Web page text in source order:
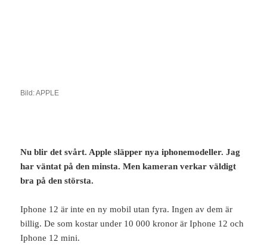
Bild: APPLE
Nu blir det svårt. Apple släpper nya iphonemodeller. Jag
har väntat på den minsta. Men kameran verkar väldigt
bra på den största.
Iphone 12 är inte en ny mobil utan fyra. Ingen av dem är
billig. De som kostar under 10 000 kronor är Iphone 12 och
Iphone 12 mini.